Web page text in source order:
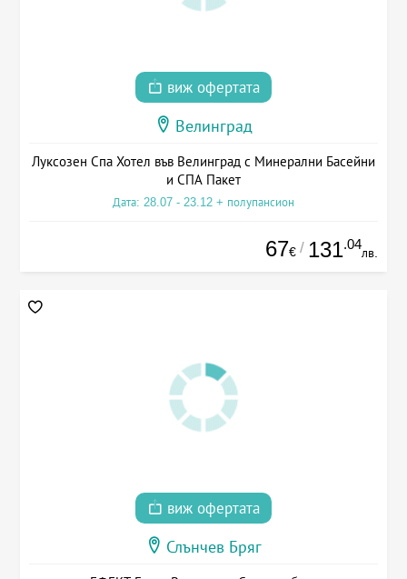
виж офертата
Велинград
Луксозен Спа Хотел във Велинград с Минерални Басейни
и СПА Пакет
Дата: 28.07 - 23.12 + полупансион
67€ / 131.04
лв.
виж офертата
Слънчев Бряг